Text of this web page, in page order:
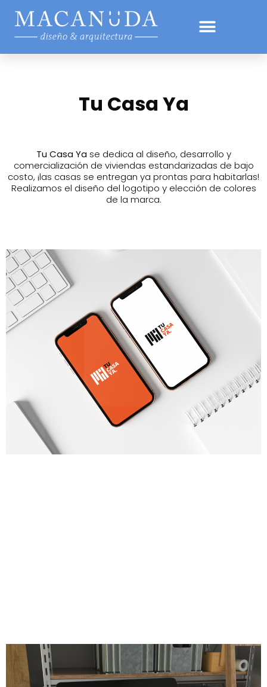
Tu Casa Ya
Tu Casa Ya se dedica al diseño, desarrollo y
comercialización de viviendas estandarizadas de bajo
costo, ¡las casas se entregan ya prontas para habitarlas!
Realizamos el diseño del logotipo y elección de colores
de la marca.